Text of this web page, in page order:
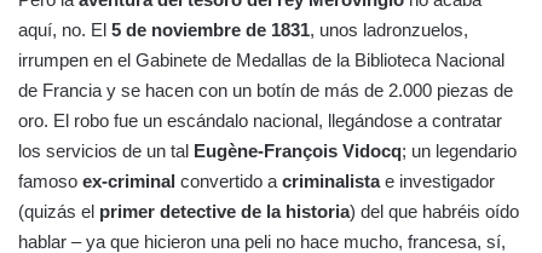
aquí, no. El 5 de noviembre de 1831, unos ladronzuelos,
irrumpen en el Gabinete de Medallas de la Biblioteca Nacional
de Francia y se hacen con un botín de más de 2.000 piezas de
oro. El robo fue un escándalo nacional, llegándose a contratar
los servicios de un tal Eugène-François Vidocq; un legendario
famoso ex-criminal convertido a criminalistae investigador
(quizás el primer detective de la historia) del que habréis oído
hablar – ya que hicieron una peli no hace mucho, francesa, sí,